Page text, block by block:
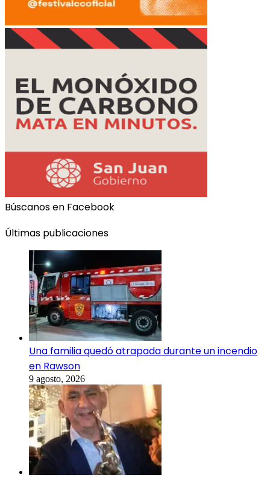
Búscanos en Facebook
Últimas publicaciones
Una familia quedó atrapada durante un incendio
en Rawson
9 agosto, 2026